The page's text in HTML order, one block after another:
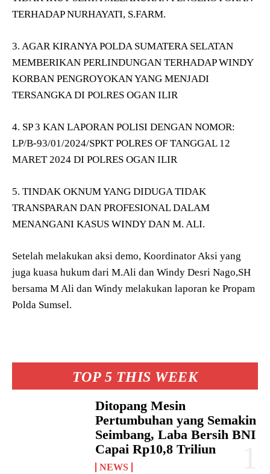
TOP 5 THIS WEEK
Ditopang Mesin
Pertumbuhan yang Semakin
Seimbang, Laba Bersih BNI
Capai Rp10,8 Triliun
NEWS
TERHADAP NURHAYATI, S.FARM.
3. AGAR KIRANYA POLDA SUMATERA SELATAN
MEMBERIKAN PERLINDUNGAN TERHADAP WINDY
KORBAN PENGROYOKAN YANG MENJADI
TERSANGKA DI POLRES OGAN ILIR
4. SP 3 KAN LAPORAN POLISI DENGAN NOMOR:
LP/B-93/01/2024/SPKT POLRES OF TANGGAL 12
MARET 2024 DI POLRES OGAN ILIR
5. TINDAK OKNUM YANG DIDUGA TIDAK
TRANSPARAN DAN PROFESIONAL DALAM
MENANGANI KASUS WINDY DAN M. ALI.
Setelah melakukan aksi demo, Koordinator Aksi yang
juga kuasa hukum dari M.Ali dan Windy Desri Nago,SH
bersama M Ali dan Windy melakukan laporan ke Propam
Polda Sumsel.